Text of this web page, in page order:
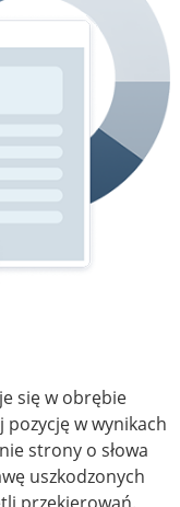
się w obrębie
w wynikach
strony o słowa
uszkodzonych
przekierowań.